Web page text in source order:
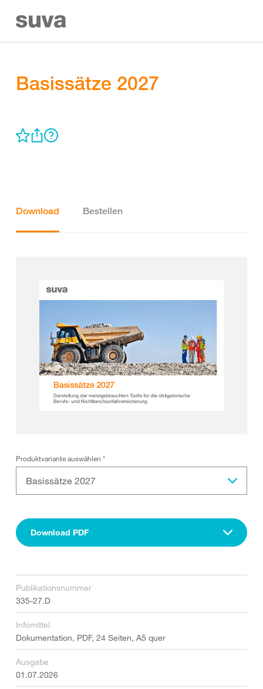
Basissätze 2027
Download Bestellen
Produktvariante auswählen *
Basissätze 2027
Download PDF
Publikationsnummer
335-27.D
Infomittel
Dokumentation, PDF, 24 Seiten, A5 quer
Ausgabe
01.07.2026